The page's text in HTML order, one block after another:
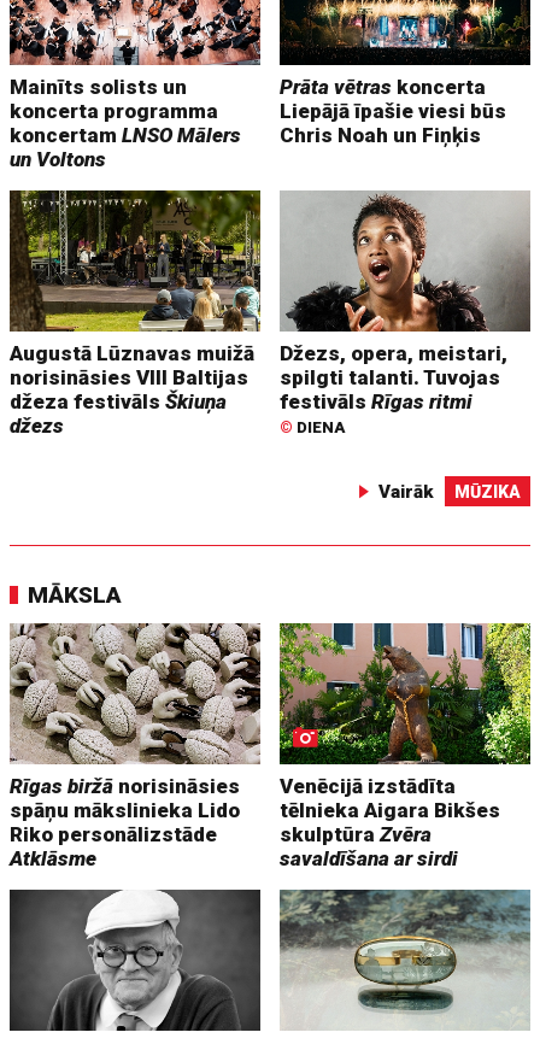
Mainīts solists un
koncerta programma
koncertamLNSO Mālers
un Voltons
Prāta vētras koncerta
Liepājā īpašie viesi būs
Chris Noah un Fiņķis
Augustā Lūznavas muižā
norisināsies VIII Baltijas
džeza festivālsŠkiuņa
džezs
Džezs, opera, meistari,
spilgti talanti. Tuvojas
festivālsRīgas ritmi
© DIENA
Vairāk MŪZIKA
MĀKSLA
Rīgas biržā norisināsies
spāņu mākslinieka Lido
Riko personālizstāde
Atklāsme
Venēcijā izstādīta
tēlnieka Aigara Bikšes
skulptūraZvēra
savaldīšana ar sirdi